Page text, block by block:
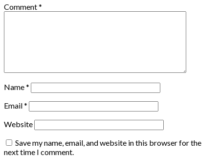
Comment*
Name*
Email*
Website
Save my name, email, and website in this browser for the
next time I comment.